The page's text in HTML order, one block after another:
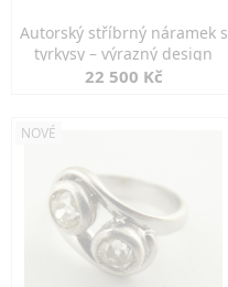
Autorský stříbrný náramek s
tyrkysy – výrazný design
22 500 Kč
NOVÉ